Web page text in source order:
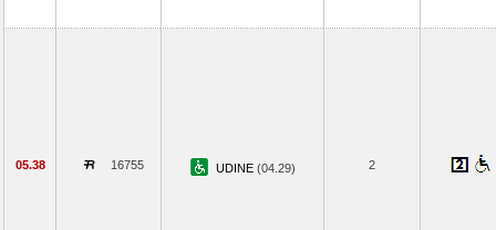
05.38 16755 UDINE (04.29) 2